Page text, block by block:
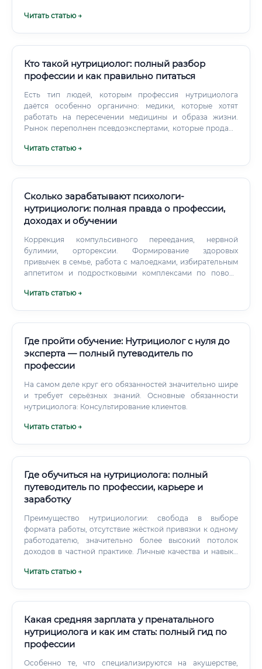
Читать статью →
Кто такой нутрициолог: полный разбор
профессии и как правильно питаться
Есть тип людей, которым профессия нутрициолога
даётся особенно органично: медики, которые хотят
работать на пересечении медицины и образа жизни.
Рынок переполнен псевдоэкспертами, которые продают
месяц. Он говорит клиенту правду, даже если она
Читать статью →
Сколько зарабатывают психологи-
нутрициологи: полная правда о профессии,
доходах и обучении
Коррекция компульсивного переедания, нервной
булимии, орторексии. Формирование здоровых
привычек в семье, работа с малоедками, избирательным
аппетитом и подростковыми комплексами по поводу
климактерическом периоде через снижение уровня
Читать статью →
Где пройти обучение: Нутрициолог с нуля до
эксперта — полный путеводитель по
профессии
На самом деле круг его обязанностей значительно шире
и требует серьёзных знаний. Основные обязанности
нутрициолога: Консультирование клиентов.
Читать статью →
Где обучиться на нутрициолога: полный
путеводитель по профессии, карьере и
заработку
Преимущество нутрициологии: свобода в выборе
формата работы, отсутствие жёсткой привязки к одному
работодателю, значительно более высокий потолок
доходов в частной практике. Личные качества и навыки
без определённых личных качеств построить успешную
Читать статью →
Какая средняя зарплата у пренатального
нутрициолога и как им стать: полный гид по
профессии
Особенно те, что специализируются на акушерстве,